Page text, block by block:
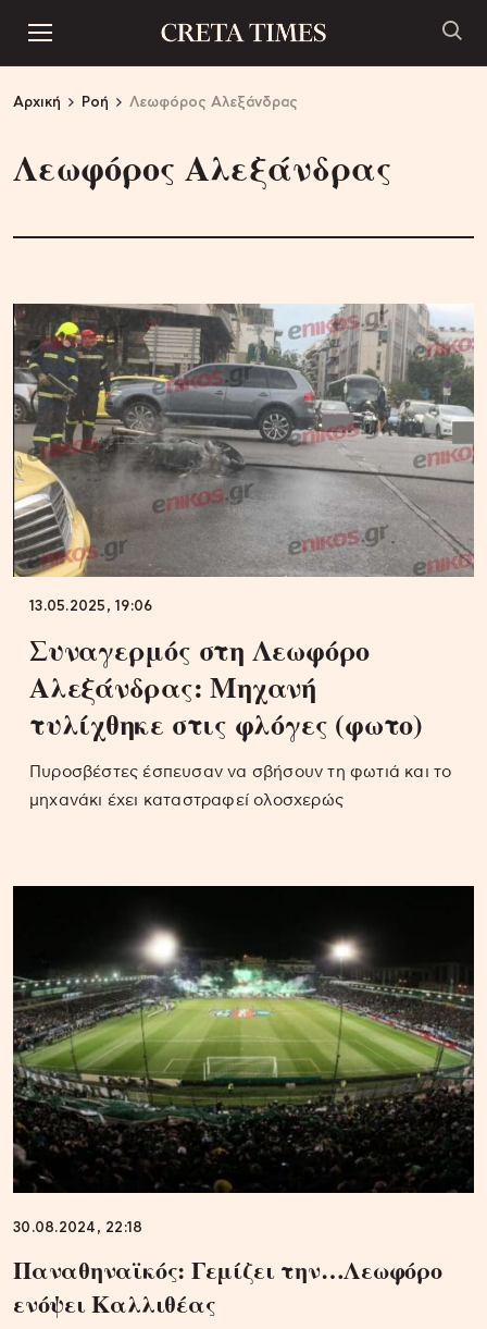
Αρχική Ροή Λεωφόρος Αλεξάνδρας
Λεωφόρος Αλεξάνδρας
13.05.2025, 19:06
Συναγερμός στη Λεωφόρο
Αλεξάνδρας: Μηχανή
τυλίχθηκε στις φλόγες (φωτο)
Πυροσβέστες έσπευσαν να σβήσουν τη φωτιά και το
μηχανάκι έχει καταστραφεί ολοσχερώς
30.08.2024, 22:18
Παναθηναϊκός: Γεμίζει την…Λεωφόρο
ενόψει Καλλιθέας